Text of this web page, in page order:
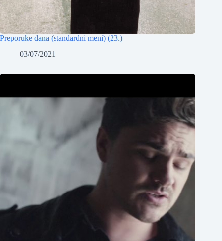
Preporuke dana (standardni meni) (23.)
03/07/2021